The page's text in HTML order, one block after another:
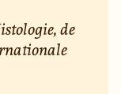
de